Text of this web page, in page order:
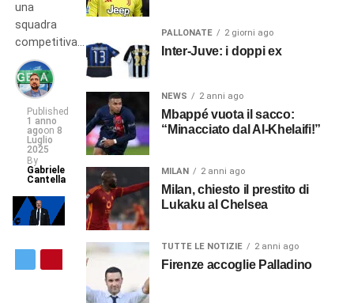
una
squadra
competitiva…
Published
1 anno
agoon 8
Luglio
2025
By
Gabriele
Cantella
PALLONATE 2 giorni ago
Inter-Juve: i doppi ex
NEWS 2 anni ago
Mbappé vuota il sacco:
“Minacciato dal Al-Khelaifi!”
MILAN 2 anni ago
Milan, chiesto il prestito di
Lukaku al Chelsea
TUTTE LE NOTIZIE 2 anni ago
Firenze accoglie Palladino